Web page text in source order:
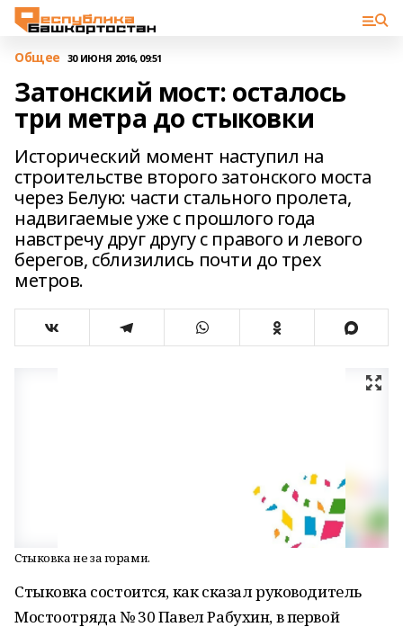
Общее 30 ИЮНЯ 2016, 09:51
Затонский мост: осталось
три метра до стыковки
Исторический момент наступил на
строительстве второго затонского моста
через Белую: части стального пролета,
надвигаемые уже с прошлого года
навстречу друг другу с правого и левого
берегов, сблизились почти до трех
метров.
Стыковка не за горами.
Стыковка состоится, как сказал руководитель
Мостоотряда № 30 Павел Рабухин, в первой